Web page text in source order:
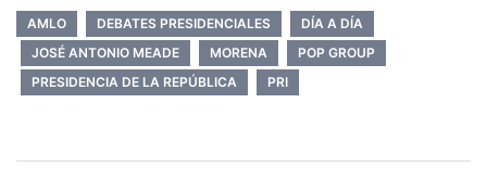
AMLO DEBATES PRESIDENCIALES
DÍA A DÍA
JOSÉ ANTONIO MEADE
MORENA
POP GROUP
PRESIDENCIA DE LA REPÚBLICA
PRI